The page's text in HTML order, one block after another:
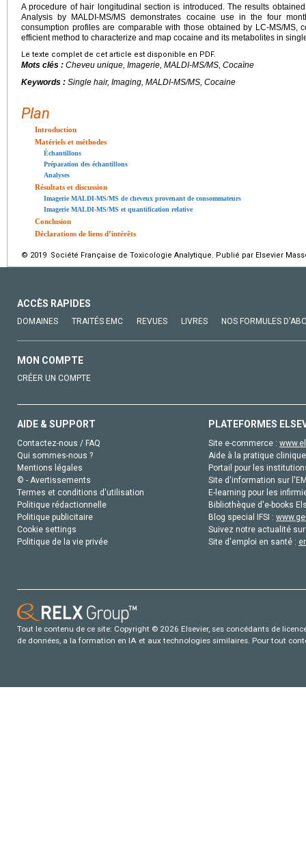
A procedure of hair longitudinal section is introduced. The results
Analysis by MALDI-MS/MS demonstrates cocaine use in the four
consumption profiles are comparable with those obtained by LC-MS/MS,
efficient method to characterize and map cocaine and its metabolites in
Le texte complet de cet article est disponible en PDF.
Mots clés : Cheveu unique, Imagerie, MALDI-MS/MS, Cocaïne
Keywords : Single hair, Imaging, MALDI-MS/MS, Cocaine
Plan
Introduction
Matériels et méthodes
Échantillons
Préparation des échantillons
Analyses
Résultats et discussion
Imagerie MALDI-MS/MS de cheveux provenant de consommateurs
Imagerie MALDI-MS/MS et quantification relative
Conclusion
Déclarations de liens d’intérêts
© 2019 Société Française de Toxicologie Analytique. Publié par Elsevier
ACCÈS RAPIDES
DOMAINES TRAITÉS EMC REVUES LIVRES NOS FORMULES
MON COMPTE
CRÉER UN COMPTE
AIDE & SUPPORT
Contactez-nous / FAQ
Qui sommes-nous ?
Mentions légales
© - Avertissements
Termes et conditions d'utilisation
Politique rédactionnelle
Politique publicitaire
Cookie settings
Politique de la vie privée
PLATEFORMES
Site e-commerce :
Aide à la pratique
Portail pour les
Site d'information sur
E-learning pour les
Bibliothèque d'e-books
Blog special IFSI :
Suivez notre actualité
Site d'emploi en santé :
Tout le contenu de ce site: Copyright © 2026 Elsevier, ses concédants de
de données, a la formation en IA et aux technologies similaires. Pour tout